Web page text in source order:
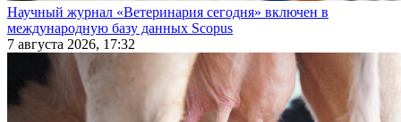
Научный журнал «Ветеринария сегодня» включен в
международную базу данных Scopus
7 августа 2026, 17:32